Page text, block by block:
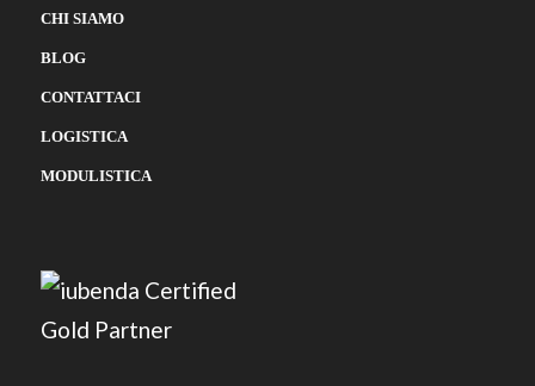
CHI SIAMO
BLOG
CONTATTACI
LOGISTICA
MODULISTICA